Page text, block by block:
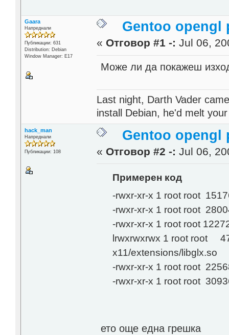
Gaara
Напреднали
Публикации: 631
Distribution: Debian
Window Manager: E17
Gentoo opengl
« Отговор #1 -: Jul 06,
Може ли да покажеш
Last night, Darth Vader
install Debian, he'd melt
hack_man
Напреднали
Публикации: 108
Gentoo opengl
« Отговор #2 -: Jul 06,
Примерен код
-rwxr-xr-x 1 root root
-rwxr-xr-x 1 root root
-rwxr-xr-x 1 root root
lrwxrwxrwx 1 root root
x11/extensions/libglx.so
-rwxr-xr-x 1 root root
-rwxr-xr-x 1 root root
ето още една грешка